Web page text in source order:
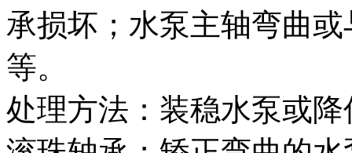
承损坏；水泵主轴弯曲
等。
处理方法：装稳水泵或